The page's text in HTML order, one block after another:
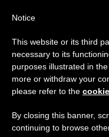
Aviso
Del 27 de julio al
anual,
se generan menos
Notice
This website or its third
necessary to its
purposes illustrated in
more or withdraw your
please refer to the
By closing this banner,
continuing to browse